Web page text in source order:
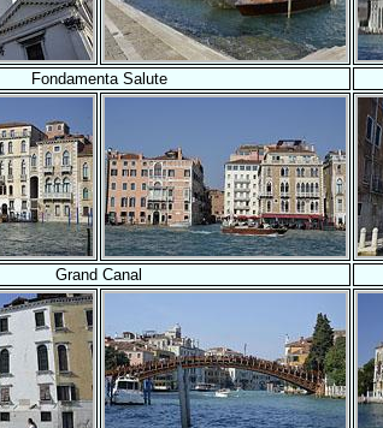
Fondamenta Salute
Grand Canal